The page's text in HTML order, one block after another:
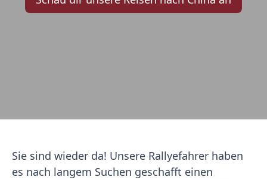
Sie sind wieder da! Unsere Rallyefahrer haben
es nach langem Suchen geschafft einen